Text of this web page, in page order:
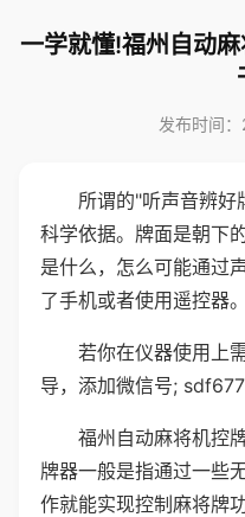
一学就懂!福州自动
发布时间
所谓的"听声音辨好
科学依据。牌面是朝下
是什么，怎么可能通过
了手机或者使用遥控器。
若你在仪器使用上
导，添加微信号;
福州自动麻将机控
牌器一般是指通过一些
作就能实现控制麻将牌